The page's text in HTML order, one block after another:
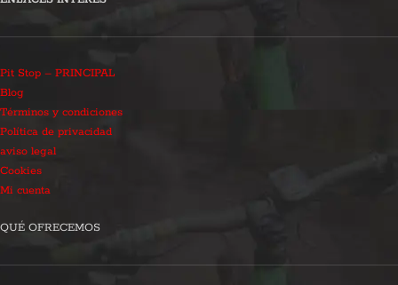
Pit Stop – PRINCIPAL
Blog
Términos y condiciones
Política de privacidad
aviso legal
Cookies
Mi cuenta
QUÉ OFRECEMOS